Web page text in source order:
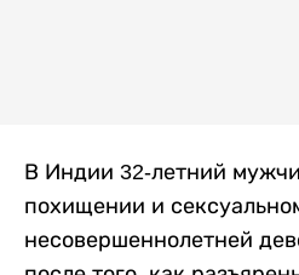
В Индии 32-летний
похищении и
несовершеннолетней